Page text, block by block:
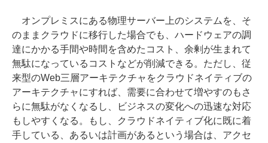
オンプレミスにある物理サーバー上のシステムを、そ
のままクラウドに移行した場合でも、ハードウェアの調
達にかかる手間や時間を含めたコスト、余剰が生まれて
無駄になっているコストなどが削減できる。ただし、従
来型のWeb三層アーキテクチャをクラウドネイティブの
アーキテクチャにすれば、需要に合わせて増やすのもさ
らに無駄がなくなるし、ビジネスの変化への迅速な対応
もしやすくなる。もし、クラウドネイティブ化に既に着
手している、あるいは計画があるという場合は、アクセ